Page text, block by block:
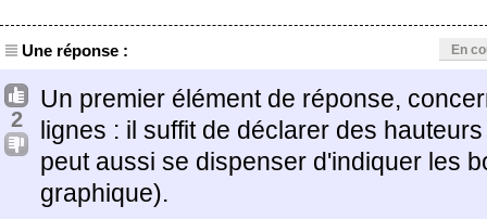
Une réponse : En
2
Un premier élément de réponse,
lignes : il suffit de déclarer des
peut aussi se dispenser d'indiquer les
graphique).